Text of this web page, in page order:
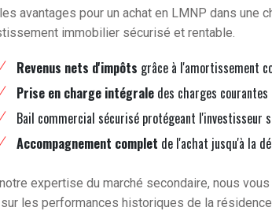
avantages pour un achat en LMNP dans une
immobilier sécurisé et rentable.
Revenus nets d'impôts grâce à l'amortissement
Prise en charge intégrale des charges
Bail commercial sécurisé protégeant l'investisseur
Accompagnement complet de l'achat jusqu'à la
expertise du marché secondaire, nous
les performances historiques de la